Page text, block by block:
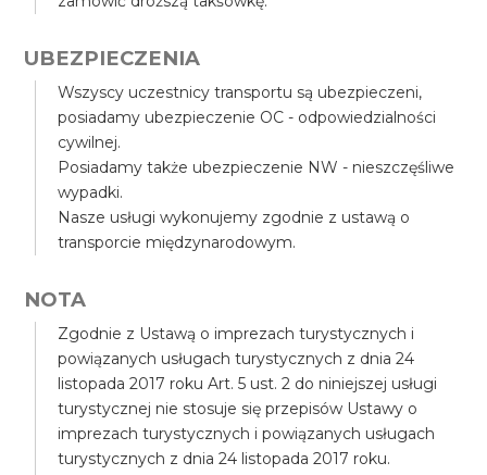
UBEZPIECZENIA
Wszyscy uczestnicy transportu są ubezpieczeni,
posiadamy ubezpieczenie OC - odpowiedzialności
cywilnej.
Posiadamy także ubezpieczenie NW - nieszczęśliwe
wypadki.
Nasze usługi wykonujemy zgodnie z ustawą o
transporcie międzynarodowym.
NOTA
Zgodnie z Ustawą o imprezach turystycznych i
powiązanych usługach turystycznych z dnia 24
listopada 2017 roku Art. 5 ust. 2 do niniejszej usługi
turystycznej nie stosuje się przepisów Ustawy o
imprezach turystycznych i powiązanych usługach
turystycznych z dnia 24 listopada 2017 roku.